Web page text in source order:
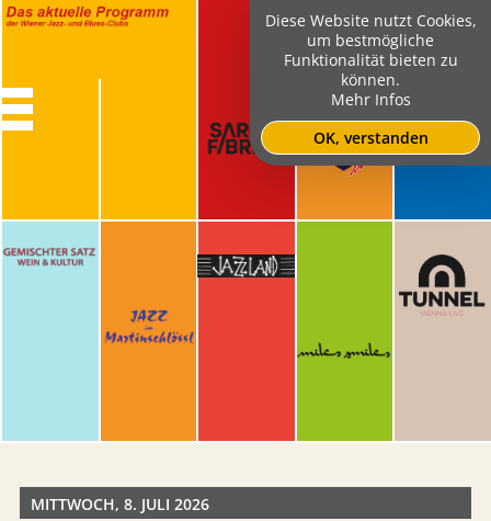
MITTWOCH, 8. JULI 2026
Diese Website nutzt Cookies,
um bestmögliche
Funktionalität bieten zu
können.
Mehr Infos
OK, verstanden